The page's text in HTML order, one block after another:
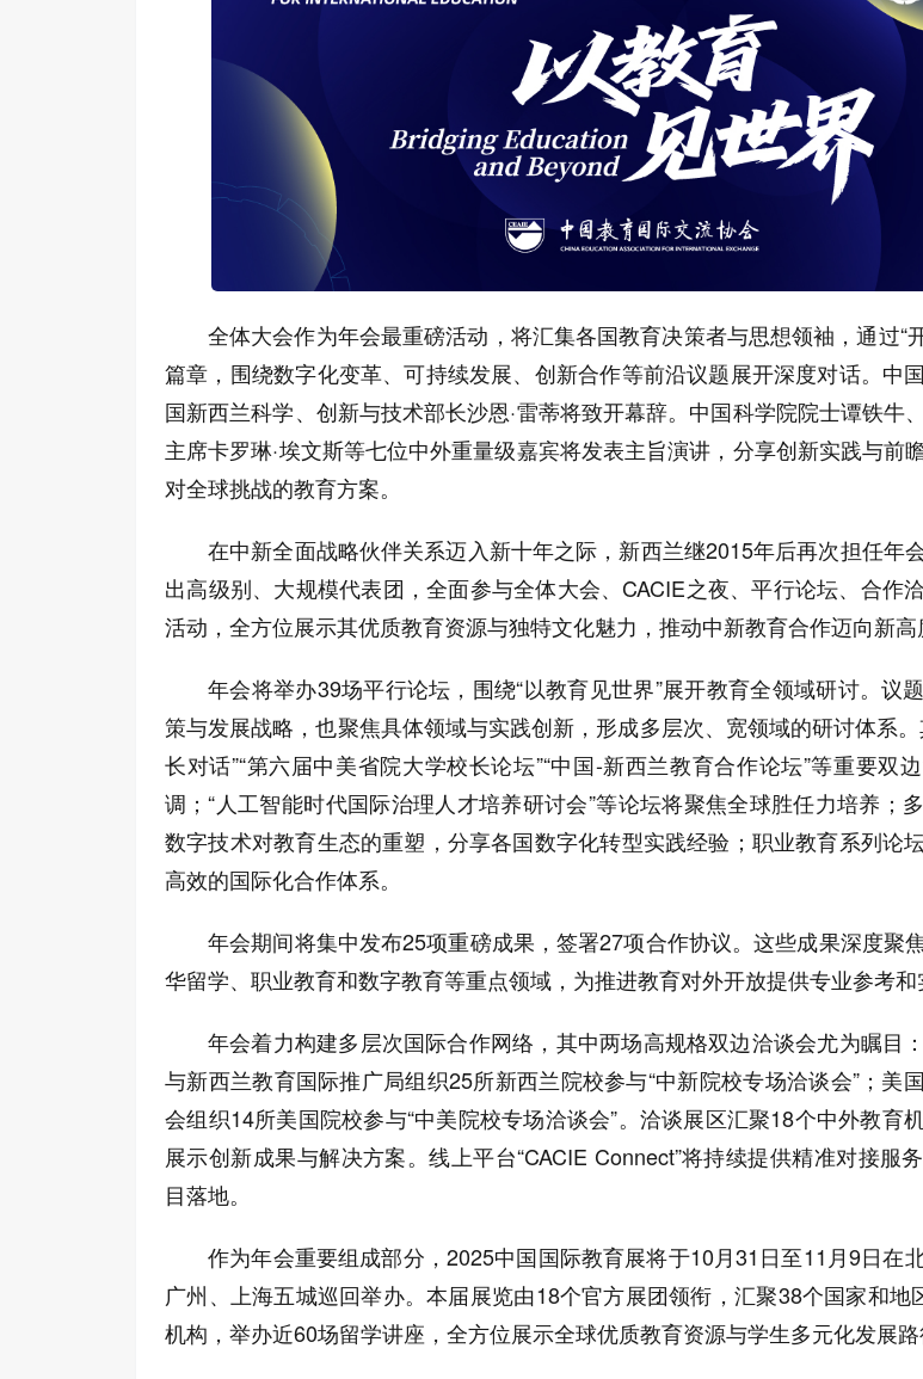
全体大会作为年会最重磅活动，将汇集各国教育决策者与思想领袖，通过“
篇章，围绕数字化变革、可持续发展、创新合作等前沿议题展开深度对话。中
国新西兰科学、创新与技术部长沙恩·雷蒂将致开幕辞。中国科学院院士谭铁牛
主席卡罗琳·埃文斯等七位中外重量级嘉宾将发表主旨演讲，分享创新实践与前
对全球挑战的教育方案。
在中新全面战略伙伴关系迈入新十年之际，新西兰继2015年后再次担任年
出高级别、大规模代表团，全面参与全体大会、CACIE之夜、平行论坛、合作
活动，全方位展示其优质教育资源与独特文化魅力，推动中新教育合作迈向新高
年会将举办39场平行论坛，围绕“以教育见世界”展开教育全领域研讨。议
策与发展战略，也聚焦具体领域与实践创新，形成多层次、宽领域的研讨体系
长对话”“第六届中美省院大学校长论坛”“中国-新西兰教育合作论坛”等重要双
调；“人工智能时代国际治理人才培养研讨会”等论坛将聚焦全球胜任力培养；
数字技术对教育生态的重塑，分享各国数字化转型实践经验；职业教育系列论
高效的国际化合作体系。
年会期间将集中发布25项重磅成果，签署27项合作协议。这些成果深度聚
华留学、职业教育和数字教育等重点领域，为推进教育对外开放提供专业参考和
年会着力构建多层次国际合作网络，其中两场高规格双边洽谈会尤为瞩目
与新西兰教育国际推广局组织25所新西兰院校参与“中新院校专场洽谈会”；美
会组织14所美国院校参与“中美院校专场洽谈会”。洽谈展区汇聚18个中外教育
展示创新成果与解决方案。线上平台“CACIE Connect”将持续提供精准对接服
目落地。
作为年会重要组成部分，2025中国国际教育展将于10月31日至11月9日在北
广州、上海五城巡回举办。本届展览由18个官方展团领衔，汇聚38个国家和地
机构，举办近60场留学讲座，全方位展示全球优质教育资源与学生多元化发展路